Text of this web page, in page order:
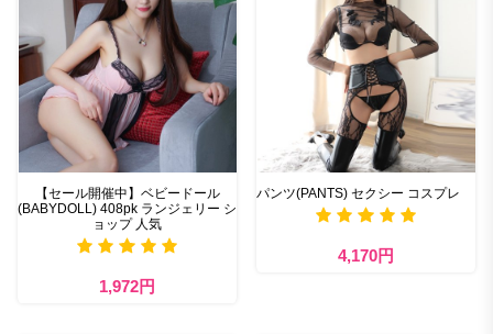
【セール開催中】ベビードール
(BABYDOLL) 408pk ランジェリー シ
ョップ 人気
1,972円
パンツ(PANTS) セクシー コスプレ
4,170円